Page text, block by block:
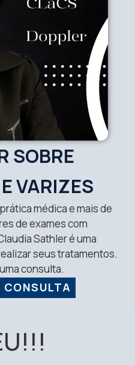
SOBRE
VARIZES
médica e mais de
de exames com
Sathler é uma
seus tratamentos.
consulta.
CONSULTA